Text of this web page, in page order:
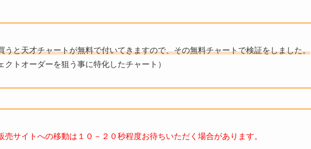
うと天才チャートが無料で付いてきますので、その無料チャートで検証をしました。
クトオーダーを狙う事に特化したチャート）
サイトへの移動は１０－２０秒程度お待ちいただく場合があります。